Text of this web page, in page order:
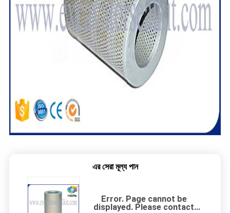
এর সেরা মূল্য পান
Error. Page cannot be
displayed. Please contact